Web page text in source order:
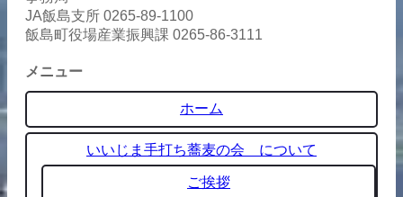
JA飯島支所 0265-89-1100
飯島町役場産業振興課 0265-86-3111
メニュー
ホーム
いいじま手打ち蕎麦の会 について
ご挨拶